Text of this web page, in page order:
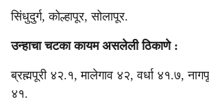
सिंधुदुर्ग, कोल्हापूर, सोलापूर.
उन्हाचा चटका कायम असलेली ठिकाणे :
ब्रह्मपूरी ४२.१, मालेगाव ४२, ‎वर्धा ४१.७,
४१.